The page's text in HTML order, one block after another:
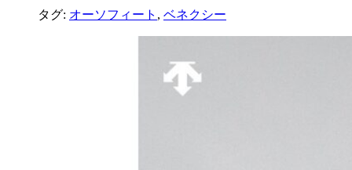
タグ: オーソフィート , ベネクシー